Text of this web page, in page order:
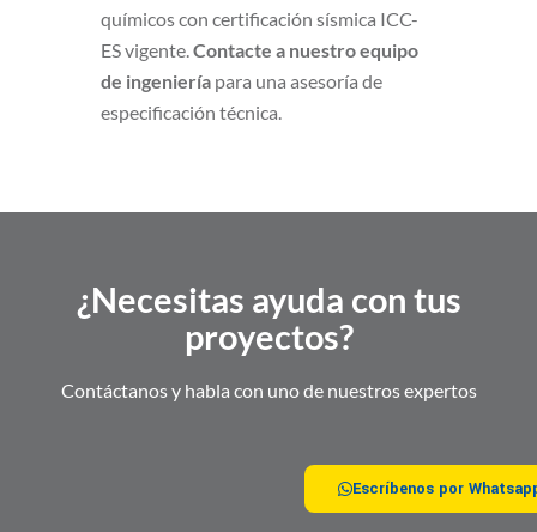
químicos con certificación sísmica ICC-
ES vigente.Contacte a nuestro equipo
de ingeniería para una asesoría de
especificación técnica.
¿Necesitas ayuda con tus
proyectos?
Contáctanos y habla con uno de nuestros expertos
Escríbenos por